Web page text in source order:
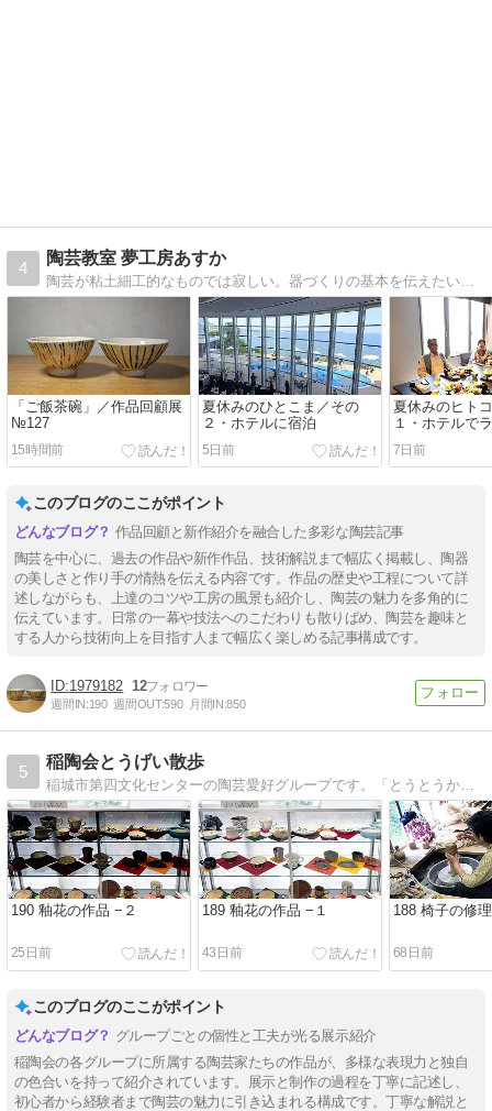
4
陶芸教室 夢工房あすか
陶芸が粘土細工的なものでは寂しい。器づくりの基本を伝えたいと思って開いた教室です。 “日々是好日” 今を大切に！
「ご飯茶碗」／作品回顧展
№127
15時間前
夏休みのひとこま／その
２・ホテルに宿泊
5日前
夏休みのヒト
１・ホテルで
7日前
このブログのここがポイント
作品回顧と新作紹介を融合した多彩な陶芸記事
陶芸を中心に、過去の作品や新作作品、技術解説まで幅広く掲載し、陶器
の美しさと作り手の情熱を伝える内容です。作品の歴史や工程について詳
述しながらも、上達のコツや工房の風景も紹介し、陶芸の魅力を多角的に
伝えています。日常の一幕や技法へのこだわりも散りばめ、陶芸を趣味と
する人から技術向上を目指す人まで幅広く楽しめる記事構成です。
1979182 12
週間IN:190 週間OUT:590 月間IN:850
5
稲陶会とうげい散歩
稲城市第四文化センターの陶芸愛好グループです。「とうとうかい」と読みます。
190 釉花の作品 −２
25日前
189 釉花の作品 −１
43日前
188 椅子の修理
68日前
このブログのここがポイント
グループごとの個性と工夫が光る展示紹介
稲陶会の各グループに所属する陶芸家たちの作品が、多様な表現力と独自
の色合いを持って紹介されています。展示と制作の過程を丁寧に記述し、
初心者から経験者まで陶芸の魅力に引き込まれる構成です。丁寧な解説と